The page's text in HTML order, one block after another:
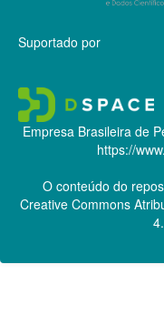
Suportado por
Empresa Brasileira de
https://
O conteúdo do
Creative Commons